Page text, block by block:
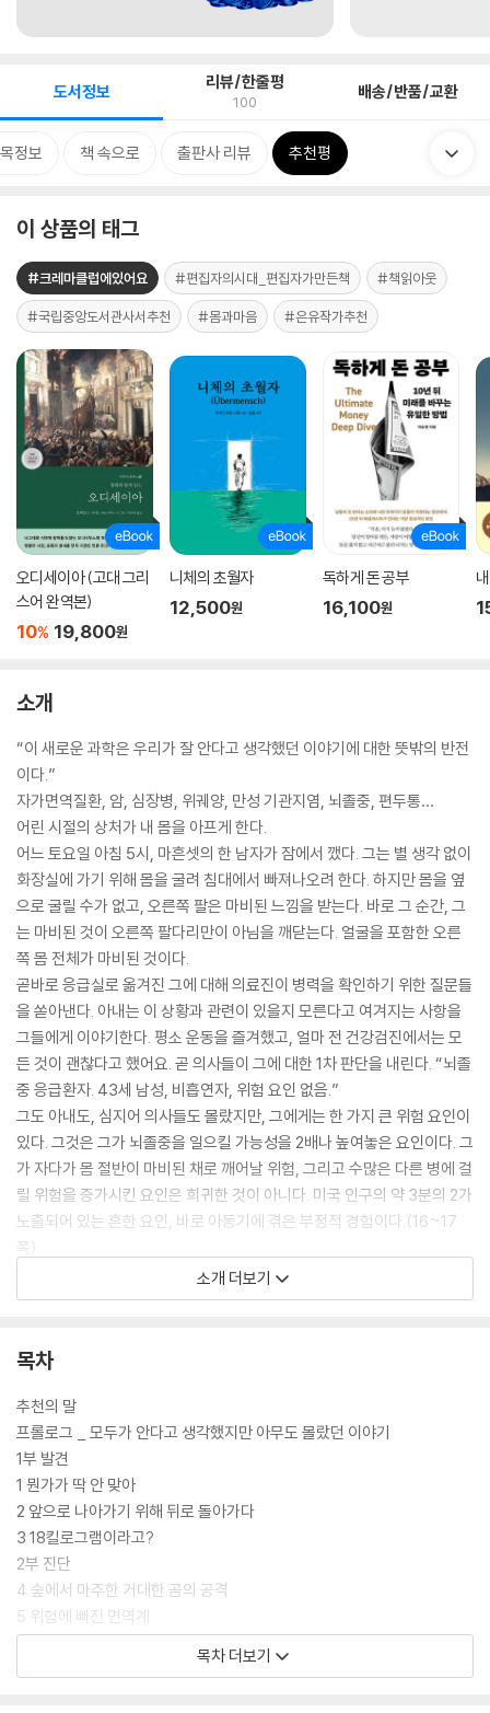
도서정보 리뷰/한줄평
100 배송/반품/교환
정보 책 속으로 출판사 리뷰 추천평
이 상품의 태그
#크레마클럽에있어요 #편집자의시대_편집자가만든책 #책읽아웃
#국립중앙도서관사서추천 #몸과마음 #은유작가추천
오디세이아 (고대 그리
스어 완역본)
10% 19,800원
니체의 초월자
12,500원
독하게 돈 공부
16,100원
소개
“이 새로운 과학은 우리가 잘 안다고 생각했던 이야기에 대한 뜻밖의 반전
이다.”
자가면역질환, 암, 심장병, 위궤양, 만성 기관지염, 뇌졸중, 편두통…
어린 시절의 상처가 내 몸을 아프게 한다.
어느 토요일 아침 5시, 마흔셋의 한 남자가 잠에서 깼다. 그는 별 생각 없이
화장실에 가기 위해 몸을 굴려 침대에서 빠져나오려 한다. 하지만 몸을 옆
으로 굴릴 수가 없고, 오른쪽 팔은 마비된 느낌을 받는다. 바로 그 순간, 그
는 마비된 것이 오른쪽 팔다리만이 아님을 깨닫는다. 얼굴을 포함한 오른
쪽 몸 전체가 마비된 것이다.
곧바로 응급실로 옮겨진 그에 대해 의료진이 병력을 확인하기 위한 질문들
을 쏟아낸다. 아내는 이 상황과 관련이 있을지 모른다고 여겨지는 사항을
그들에게 이야기한다. 평소 운동을 즐겨했고, 얼마 전 건강검진에서는 모
든 것이 괜찮다고 했어요. 곧 의사들이 그에 대한 1차 판단을 내린다. “뇌졸
중 응급환자. 43세 남성, 비흡연자, 위험 요인 없음.”
그도 아내도, 심지어 의사들도 몰랐지만, 그에게는 한 가지 큰 위험 요인이
있다. 그것은 그가 뇌졸중을 일으킬 가능성을 2배나 높여놓은 요인이다. 그
가 자다가 몸 절반이 마비된 채로 깨어날 위험, 그리고 수많은 다른 병에 걸
릴 위험을 증가시킨 요인은 희귀한 것이 아니다. 미국 인구의 약 3분의 2가
노출되어 있는 흔한 요인, 바로 아동기에 겪은 부정적 경험이다.(16~17
쪽)
트라우마가 정신 건강에 영향을 미치는 것은 많은 사람이 인지하고 있다.
게다가 우리는 보통 질병의 원인을 ‘담배를 많이 피워서’, ‘술을 많이 먹어
나쁜 생활습관에서 찾는다. 하지만 지난 20년간 생물학, 면역학, 임상의
놓는다. 어린 시절에 겪은 극심하고 반복적인 스트레스가 자가면역질환,
비만, 심장병, 기대수명 단축 등 신체 건강에 커다란 영향을 미친다는 것이
다.
소아과의사이자 공중보건 전문가인 네이딘 버크 해리스Nadin Burk Harr
is는 2007년 샌프란시스코의 가난한 동네인 베이뷰 헌터스 포인트에 진
료소를 열었다. 그리고 그곳에서 심상치 않은 증상을 안고 진료실을 찾아
오는 수많은 어린 환자를 만났다. 도무지 몸무게가 늘지 않아 심각한 성장
부진을 겪는 아이부터 아빠가 벽을 내리칠 때마다 천식 증상이 심해지는
아이까지, 해리스는 학대, 무시, 방임, 부모의 알코올 및 약물 중독, 정신 질
환, 이혼으로 아이들이 받은 정신적 상처가 몸에 극렬한 질병으로 나타나
소개 더보기
목차
추천의 말
프롤로그 _ 모두가 안다고 생각했지만 아무도 몰랐던 이야기
1부 발견
1 뭔가가 딱 안 맞아
2 앞으로 나아가기 위해 뒤로 돌아가다
3 18킬로그램이라고?
2부 진단
4 숲에서 마주한 거대한 곰의 공격
5 위험에 빠진 면역계
6 새끼를 핥지 않는 어미 쥐
목차 더보기